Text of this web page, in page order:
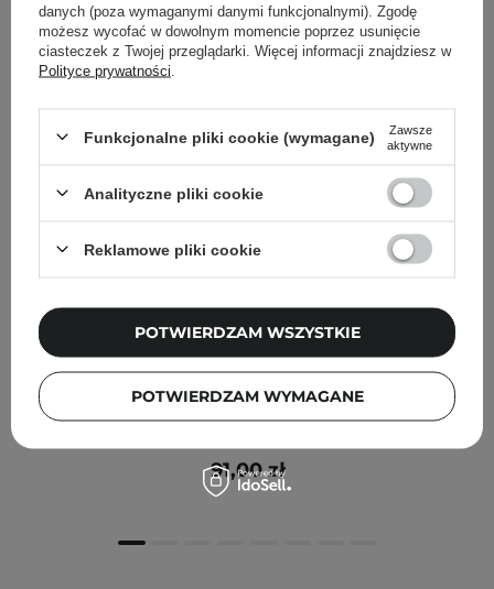
Medik8 - Try Me Size - Hydr8 B5 - Serum z Kwasem
Hialuronowym i Pantenolem - 8ml
91,00 zł
danych (poza wymaganymi danymi funkcjonalnymi). Zgodę
możesz wycofać w dowolnym momencie poprzez usunięcie
ciasteczek z Twojej przeglądarki. Więcej informacji znajdziesz w
Polityce prywatności
Funkcjonalne pliki cookie (wymagane)
Zawsze
aktywne
Analityczne pliki cookie
Reklamowe pliki cookie
POTWIERDZAM WYMAGANE
POTWIERDZAM WSZYSTKIE